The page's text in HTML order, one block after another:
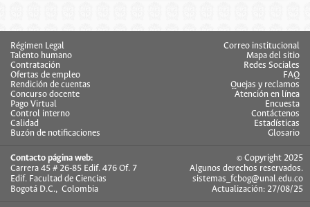
Régimen Legal
Talento humano
Contratación
Ofertas de empleo
Rendición de cuentas
Concurso docente
Pago Virtual
Control interno
Calidad
Buzón de notificaciones
Correo institucional
Mapa del sitio
Redes Sociales
FAQ
Quejas y reclamos
Atención en línea
Encuesta
Contáctenos
Estadísticas
Glosario
Contacto página web:
Carrera 45 # 26-85 Edif. 476 Of. 7
Edif. Facultad de Ciencias
Bogotá D.C., Colombia
© Copyright 2025
Algunos derechos reservados.
sistemas_fcbog@unal.edu.co
Actualización: 27/08/25